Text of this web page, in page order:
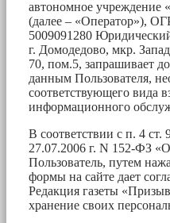
автономное учреждение
(далее – «Оператор»),
5009091280
г. Домодедово, мкр.
70, пом.5, запрашивает
данным Пользователя,
соответствующего вида
информационного
В соответствии с п. 4 ст.
27.07.2006 г. N 152-ФЗ
Пользователь, путем
формы на сайте дает
Редакция газеты
хранение своих